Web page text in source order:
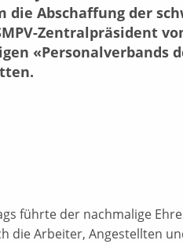
die Abschaffung der
Zentralpräsident
«Personalverbands
führte der nachmalige
die Arbeiter, Angestellten